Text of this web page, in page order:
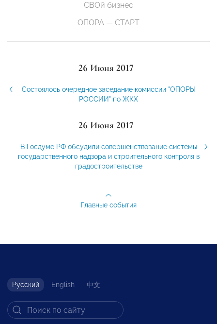
СВОй бизнес
ОПОРА — СТАРТ
26 Июня 2017
Состоялось очередное заседание комиссии "ОПОРЫ
РОССИИ" по ЖКХ
26 Июня 2017
В Госдуме РФ обсудили совершенствование системы
государственного надзора и строительного контроля в
градостроительстве
Главные события
Русский English 中文